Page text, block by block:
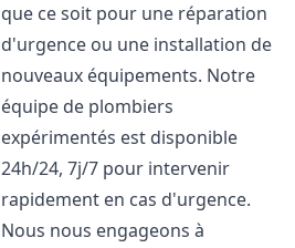
que ce soit pour une réparation
d'urgence ou une installation de
nouveaux équipements. Notre
équipe de plombiers
expérimentés est disponible
24h/24, 7j/7 pour intervenir
rapidement en cas d'urgence.
Nous nous engageons à